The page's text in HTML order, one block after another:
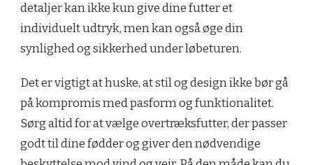
detaljer kan ikke kun give dine futter et
individuelt udtryk, men kan også øge din
synlighed og sikkerhed under løbeturen.
Det er vigtigt at huske, at stil og design ikke bør gå
på kompromis med pasform og funktionalitet.
Sørg altid for at vælge overtræksfutter, der passer
godt til dine fødder og giver den nødvendige